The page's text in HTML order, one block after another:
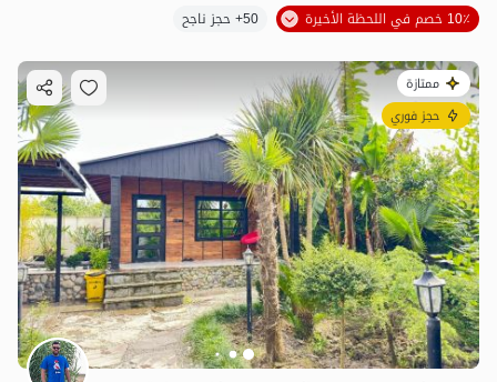
10٪ خصم في اللحظة الأخيرة
50+ حجز ناجح
ممتازة
حجز فوري